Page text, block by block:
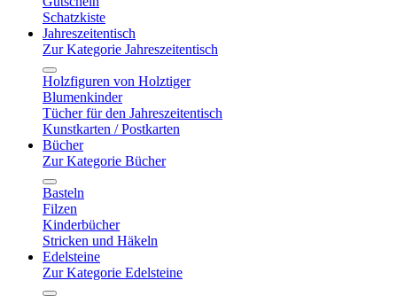
Schatzkiste
Jahreszeitentisch
Zur Kategorie Jahreszeitentisch
Holzfiguren von Holztiger
Blumenkinder
Tücher für den Jahreszeitentisch
Kunstkarten / Postkarten
Bücher
Zur Kategorie Bücher
Basteln
Filzen
Kinderbücher
Stricken und Häkeln
Edelsteine
Zur Kategorie Edelsteine